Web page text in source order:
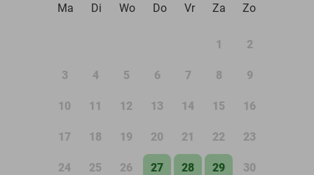
Ma
Di Wo Do Vr Za Zo
1 2
3 4 5 6 7 8 9
10 11 12 13 14 15 16
17 18 19 20 21 22 23
24 25 26 27 28 29 30